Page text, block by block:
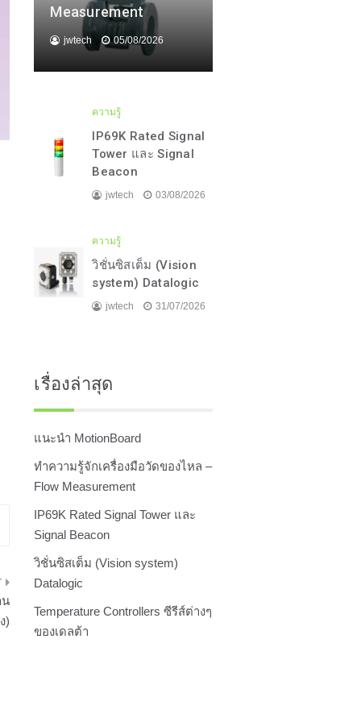
น
)
Measurement
jwtech 05/08/2026
ความรู้
IP69K Rated Signal
Tower และ Signal
Beacon
jwtech 03/08/2026
ความรู้
วิชั่นซิสเต็ม (Vision
system) Datalogic
jwtech 31/07/2026
เรื่องล่าสุด
แนะนำ MotionBoard
ทำความรู้จักเครื่องมือวัดของไหล –
Flow Measurement
IP69K Rated Signal Tower และ
Signal Beacon
วิชั่นซิสเต็ม (Vision system)
Datalogic
Temperature Controllers ซีรีส์ต่างๆ
ของเดลต้า